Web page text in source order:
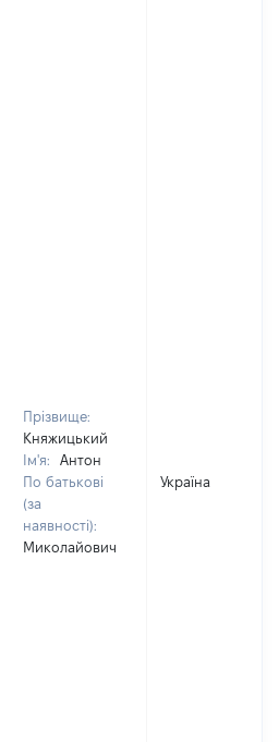
Прізвище:
Княжицький
Ім'я:
Антон
По батькові
(за
наявності):
Миколайович
Україна